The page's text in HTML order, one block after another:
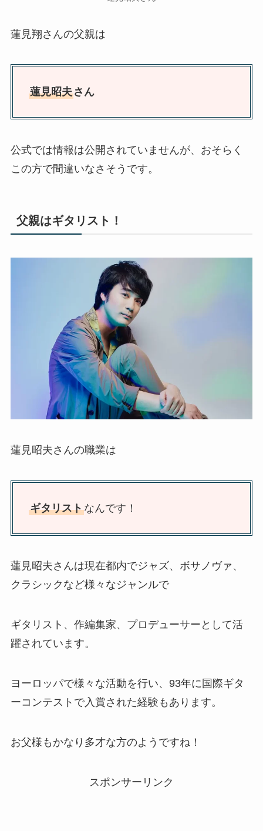
蓮見翔さんの父親は
蓮見昭夫さん
公式では情報は公開されていませんが、おそらく
この方で間違いなさそうです。
父親はギタリスト！
蓮見昭夫さんの職業は
ギタリストなんです！
蓮見昭夫さんは現在都内でジャズ、ボサノヴァ、
クラシックなど様々なジャンルで
ギタリスト、作編集家、プロデューサーとして活
躍されています。
ヨーロッパで様々な活動を行い、93年に国際ギタ
ーコンテストで入賞された経験もあります。
お父様もかなり多才な方のようですね！
スポンサーリンク